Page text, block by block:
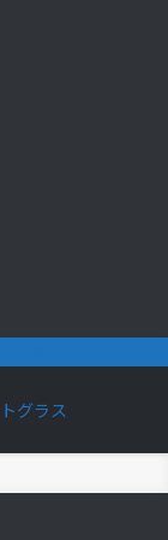
グラス